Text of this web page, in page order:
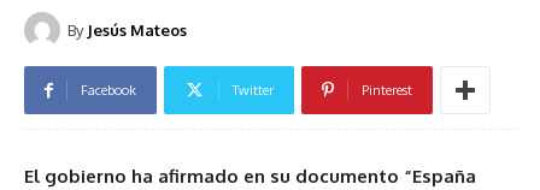
By Jesús Mateos
Facebook Twitter Pinterest
El gobierno ha afirmado en su documento “España